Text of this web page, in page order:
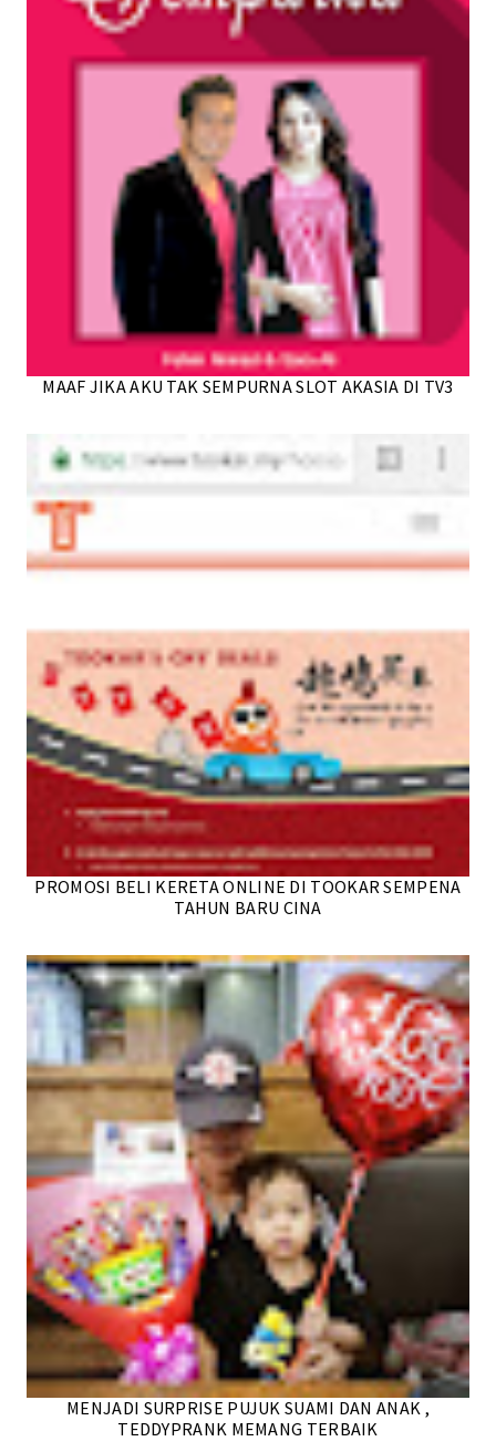
MAAF JIKA AKU TAK SEMPURNA SLOT AKASIA DI TV3
PROMOSI BELI KERETA ONLINE DI TOOKAR SEMPENA
TAHUN BARU CINA
MENJADI SURPRISE PUJUK SUAMI DAN ANAK ,
TEDDYPRANK MEMANG TERBAIK